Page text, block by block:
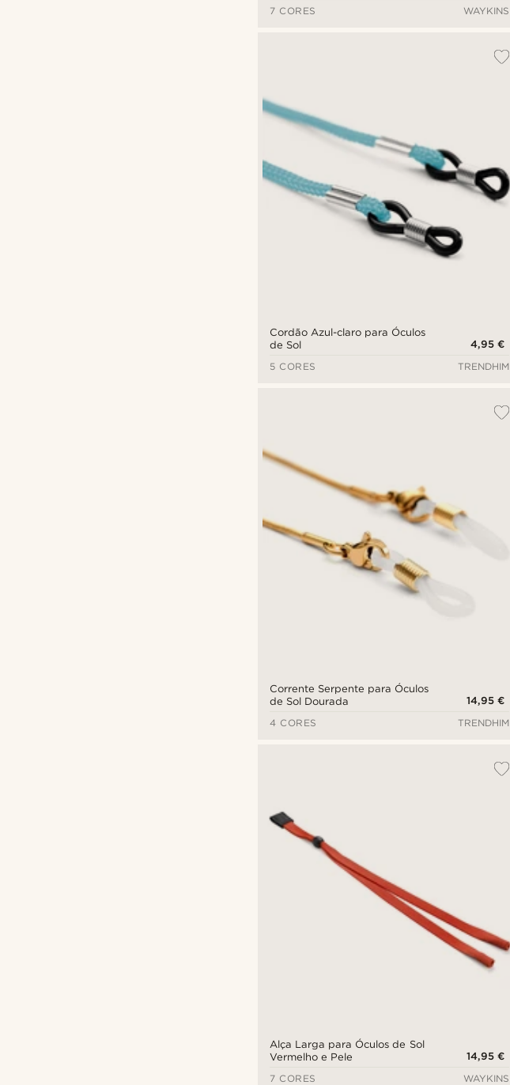
7 CORES
WAYKINS
Cordão Azul-claro para Óculos
de Sol
4,95 €
5 CORES
TRENDHIM
Corrente Serpente para Óculos
de Sol Dourada
14,95 €
4 CORES
TRENDHIM
Alça Larga para Óculos de Sol
Vermelho e Pele
14,95 €
7 CORES
WAYKINS